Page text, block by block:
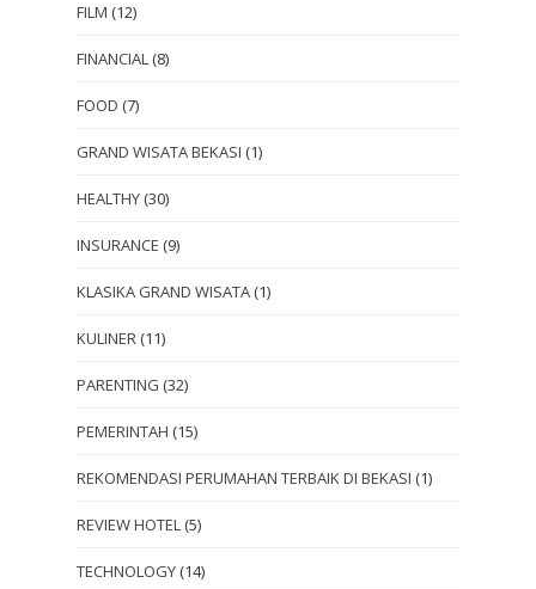
FILM (12)
FINANCIAL (8)
FOOD (7)
GRAND WISATA BEKASI (1)
HEALTHY (30)
INSURANCE (9)
KLASIKA GRAND WISATA (1)
KULINER (11)
PARENTING (32)
PEMERINTAH (15)
REKOMENDASI PERUMAHAN TERBAIK DI BEKASI (1)
REVIEW HOTEL (5)
TECHNOLOGY (14)